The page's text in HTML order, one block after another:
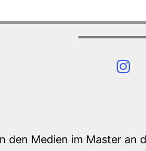
Medien im Master an